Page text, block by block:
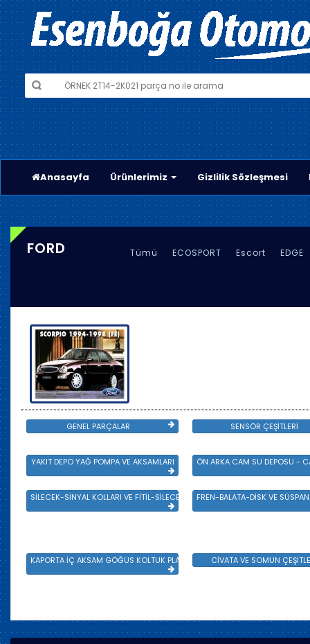
Anasayfa Ürünlerimiz Gizlilik Sözleşmesi
FORD Tümü ECOSPORT Escort EDGE
GENEL PARÇALAR SENSÖR ÇEŞİTLERİ
YAKIT DEPO YAĞ POMPA VE AKSAMLARI ÖN ARKA CAM SU DEPOSU -
SİLECEK-SİNYAL KOLLARI VE FİTİL-SİLECEK ÇEŞİTLERİFREN-BALATA-DİSK VE
KAPORTA İÇ AKSAM GÖĞÜS KOLTUK PLASTİK VE SAC AKSAM
CİVATA VE SOMUN